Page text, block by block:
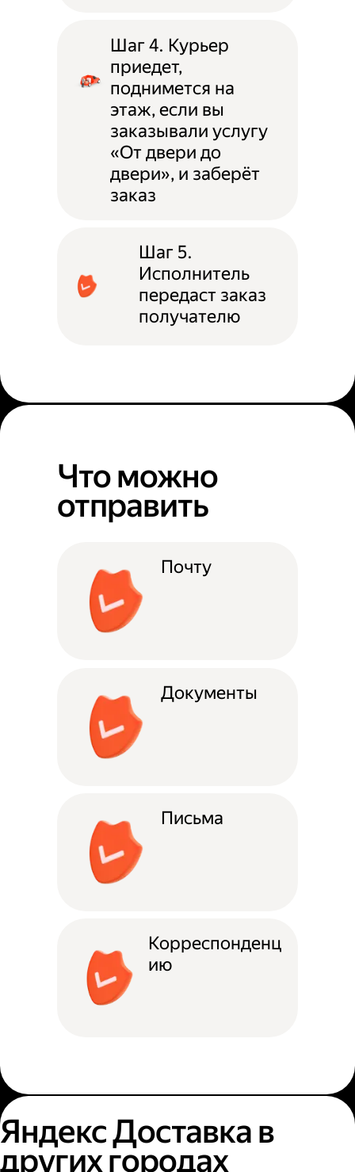
Шаг 4. Курьер
приедет,
поднимется на
этаж, если вы
заказывали услугу
«От двери до
двери», и заберёт
заказ
Шаг 5.
Исполнитель
передаст заказ
получателю
Что можно
отправить
Почту
Документы
Письма
Корреспонденц
ию
Яндекс Доставка в
других городах